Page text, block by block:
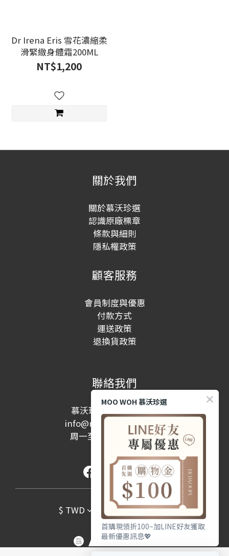
Dr Irena Eris 雪花濃縮柔
滑緊緻身體霜200ML
NT$1,200
關於我們
關於慕沃珍選
認識原廠標章
條款與細則
隱私權政策
顧客服務
會員制度與優惠
付款方式
運送政策
退換貨政策
聯絡我們
慕沃珍選股份有限公司
info@moowohshop.com
周一至周五 10:00-17:00
(例假日除外)
$ TWD 繁體中文
MOO WOH 慕沃珍選
首購現領折100~加LINE好友獲取
最新優惠訊息💖